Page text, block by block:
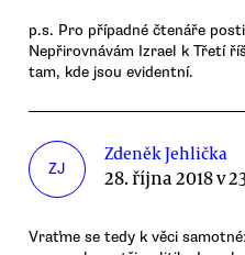
p.s. Pro případné čtenáře
Nepřirovnávám Izrael k Třetí
tam, kde jsou evidentní.
ZJ
Zdeněk Jehlička
28. října 2018 v
Vraťme se tedy k věci